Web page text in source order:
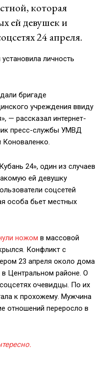
которая
ей девушек и
24 апреля.
личность
бригаде
учреждения ввиду
— рассказал интернет-
пресс-службы УМВД
Коноваленко.
24», один из случаев
ей девушку
соцсетей
особа бьет местных
ножом в массовой
Конфликт с
23 апреля около дома
Центральном районе. О
очевидцы. По их
к прохожему. Мужчина
отношений переросло в